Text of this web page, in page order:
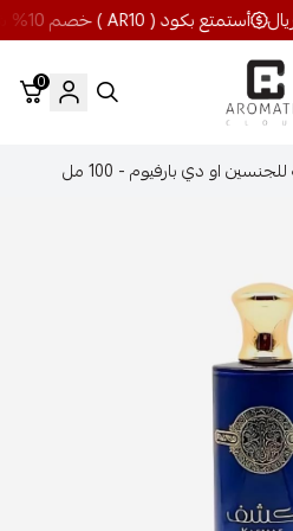
أستمتع بكود ( AR10 ) خصم 10% شحن مجاني للمشتريات فوق 350 ريال
كلاود
0
او دي بارفيوم - 100 مل